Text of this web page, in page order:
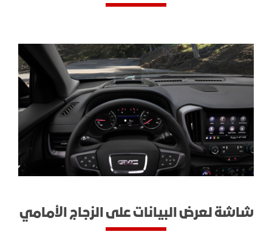
شاشة لعرض البيانات على الزجاج الأمامي